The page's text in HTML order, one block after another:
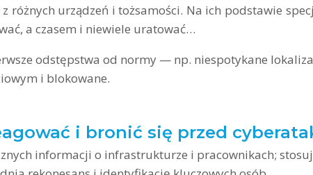
z różnych urządzeń i tożsamości. Na ich podstawie
a czasem i niewiele uratować…
odstępstwa od normy — np. niespotykane
i blokowane.
i bronić się przed
informacji o infrastrukturze i pracownikach; stosuj